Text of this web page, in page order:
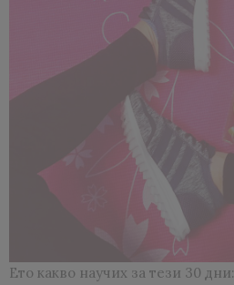
Ето какво научих за тези 30 дни: